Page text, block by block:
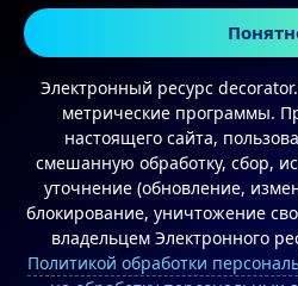
+7 921
8 (812)
© 2025
Электронный ресурс
метрические программы.
настоящего сайта,
смешанную обработку, сбор,
уточнение (обновление,
блокирование, уничтожение
владельцем Электронного
Политикой обработки